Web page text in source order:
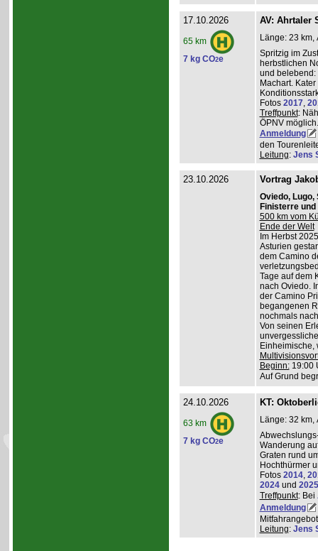
17.10.2026
65 km
7 kg CO2e
AV: Ahrtaler
Länge: 23 km,
Spritzig im
herbstlichen
und
Machart.
Fotos 2017,
Treffpunkt:
ÖPNV möglich.
Anmeldung
den
Leitung: Jens
23.10.2026 Vortrag
Oviedo, Lugo,
Finisterre und
500 km vom
Ende der Welt
Im Herbst
Asturien
dem Camino
Tage auf dem
nach Oviedo.
der Camino
begangenen
nochmals
Von seinen
Einheimische,
Beginn:19:00
Auf Grund
24.10.2026
63 km
7 kg CO2e
KT:
Länge: 32 km,
Wanderung
Graten rund
Hochthürmer
Fotos 2014,
2024und 2025
Treffpunkt: Bei
Anmeldung
Leitung: Jens